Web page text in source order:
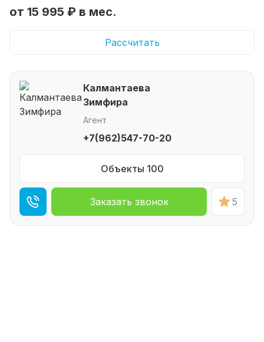
от 15 995 ₽ в мес.
Рассчитать
Калмантаева
Зимфира
Агент
+7(962)547-70-20
Объекты 100
Заказать звонок 5